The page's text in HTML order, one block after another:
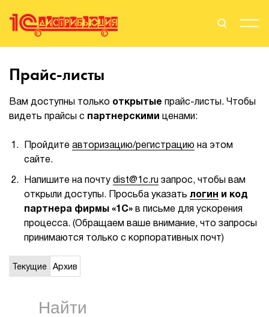
Поиск
Вендоры
Партнерам
События
Сервисы для партнеров
Прайс-листы
Вам доступны только открытые прайс-листы. Чтобы
видеть прайсы с партнерскими ценами:
Пройдите авторизацию/регистрацию на этом
сайте.
Напишите на почту dist@1c.ru запрос, чтобы вам
открыли доступы. Просьба указать логин
и код
партнера фирмы «1С» в письме для ускорения
процесса. (Обращаем ваше внимание, что запросы
принимаются только с корпоративных почт)
Текущие Архив